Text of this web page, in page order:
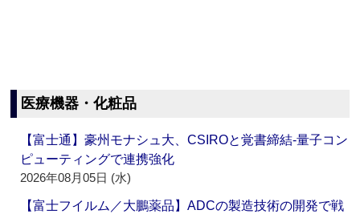
医療機器・化粧品
【富士通】豪州モナシュ大、CSIROと覚書締結‐量子コン
ピューティングで連携強化
2026年08月05日 (水)
【富士フイルム／大鵬薬品】ADCの製造技術の開発で戦